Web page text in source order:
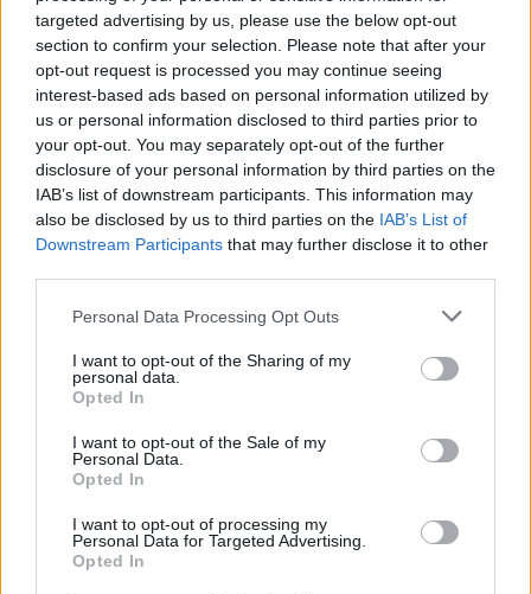
targeted advertising by us, please use the below opt-out
section to confirm your selection. Please note that after your
opt-out request is processed you may continue seeing
interest-based ads based on personal information utilized by
us or personal information disclosed to third parties prior to
your opt-out. You may separately opt-out of the further
disclosure of your personal information by third parties on the
IAB’s list of downstream participants. This information may
also be disclosed by us to third parties on the IAB’s List of
Downstream Participants that may further disclose it to other
Personal Data Processing Opt Outs
I want to opt-out of the Sharing of my
personal data.
Opted In
I want to opt-out of the Sale of my
Personal Data.
Opted In
I want to opt-out of processing my
Personal Data for Targeted Advertising.
Opted In
luna llena
lautarov
Respuestas:
3 29 Noviembre 2017
tiempo sin jugar
trinygranero
Respuestas:
28 Noviembre 2017
tren expres
ian.v
Respuestas:
1 26 Noviembre 2017
pychy70
Respuestas:
1 25 Noviembre 2017
ayudaaaa!!!
Respuestas:
3 14 Noviembre 2017
pychy70
Respuestas:
9 Noviembre 2017
VECINOS
Respuestas:
1 5 Noviembre 2017
BUSCO VECINOS
Aceptar Vecinos
123Mari